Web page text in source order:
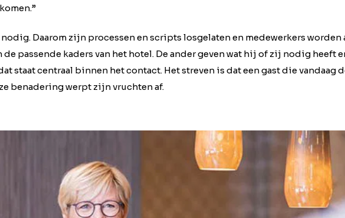
Daarom zijn processen en scripts losgelaten en medewerkers
passende kaders van het hotel. De ander geven wat hij of zij nodig heeft
staat centraal binnen het contact. Het streven is dat een gast die vandaag
benadering werpt zijn vruchten af.